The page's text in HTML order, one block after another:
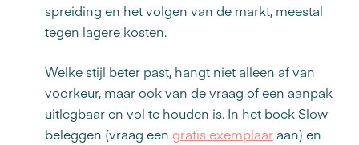
spreiding en het volgen van de markt, meestal
tegen lagere kosten.
Welke stijl beter past, hangt niet alleen af van
voorkeur, maar ook van de vraag of een aanpak
uitlegbaar en vol te houden is. In het boek Slow
beleggen (vraag een gratis exemplaar aan) en